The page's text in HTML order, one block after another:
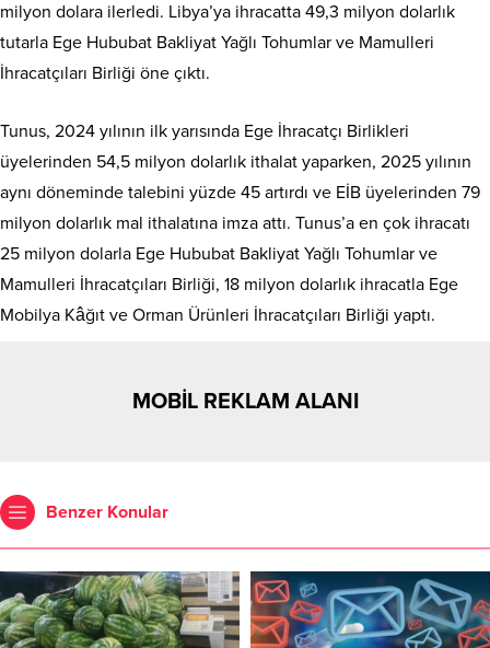
milyon dolara ilerledi. Libya’ya ihracatta 49,3 milyon dolarlık
tutarla Ege Hububat Bakliyat Yağlı Tohumlar ve Mamulleri
İhracatçıları Birliği öne çıktı.
Tunus, 2024 yılının ilk yarısında Ege İhracatçı Birlikleri
üyelerinden 54,5 milyon dolarlık ithalat yaparken, 2025 yılının
aynı döneminde talebini yüzde 45 artırdı ve EİB üyelerinden 79
milyon dolarlık mal ithalatına imza attı. Tunus’a en çok ihracatı
25 milyon dolarla Ege Hububat Bakliyat Yağlı Tohumlar ve
Mamulleri İhracatçıları Birliği, 18 milyon dolarlık ihracatla Ege
Mobilya Kâğıt ve Orman Ürünleri İhracatçıları Birliği yaptı.
MOBİL REKLAM ALANI
Benzer Konular